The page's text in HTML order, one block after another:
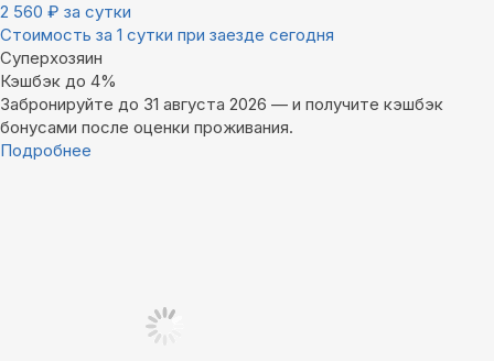
2 560 ₽ за сутки
Стоимость за 1 сутки при заезде сегодня
Суперхозяин
Кэшбэк до 4%
Забронируйте до 31 августа 2026 — и получите кэшбэк
бонусами после оценки проживания.
Подробнее